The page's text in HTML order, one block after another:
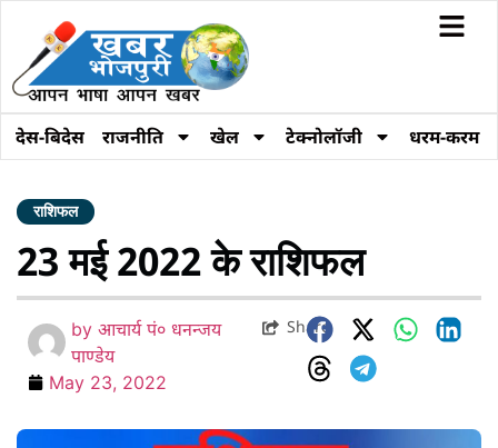
देस-बिदेस राजनीति खेल टेक्नोलॉजी धरम-करम
राशिफल
23 मई 2022 के राशिफल
by आचार्य पं० धनन्जय
पाण्डेय
May 23, 2022
Share